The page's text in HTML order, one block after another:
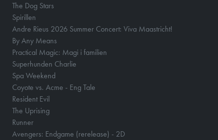
The Dog Stars
Spirillen
Andre Rieus 2026 Summer Concert: Viva Maastricht!
By Any Means
Practical Magic: Magi i familien
Superhunden Charlie
Spa Weekend
Coyote vs. Acme - Eng Tale
Resident Evil
The Uprising
Runner
Avengers: Endgame (rerelease) - 2D